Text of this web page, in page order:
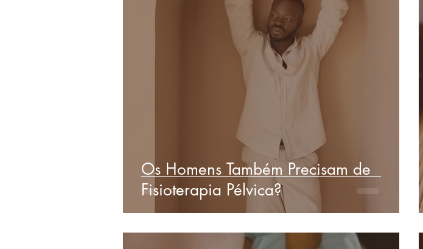
Os Homens Também Precisam de
Fisioterapia Pélvica?